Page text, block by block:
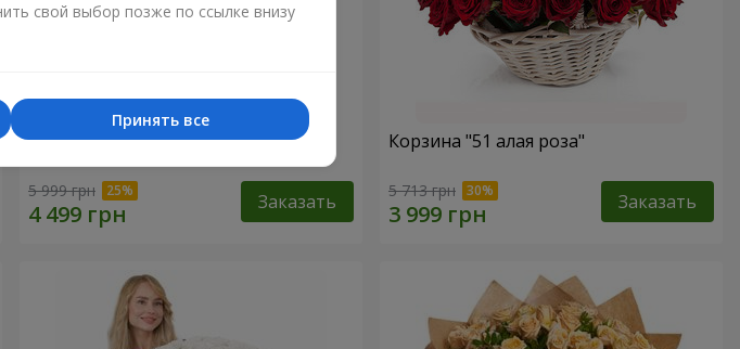
Корзина "С наилучшими
5 999 грн Заказать
Корзина "51 алая роза"
5 713 грн Заказать
свой выбор позже по ссылке внизу
Принять все